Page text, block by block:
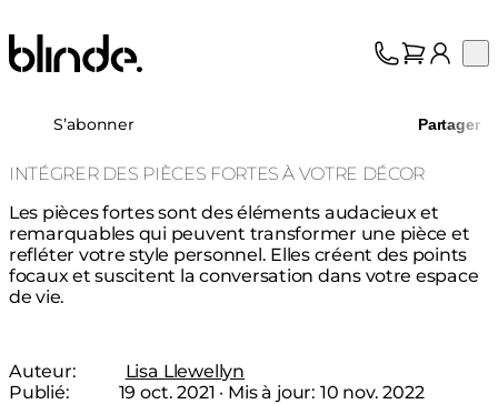
Blinde Design
À propos
Assistance
Professionnels
S’abonner Partager
INTÉGRER DES PIÈCES FORTES À VOTRE DÉCOR
Les pièces fortes sont des éléments audacieux et
remarquables qui peuvent transformer une pièce et
refléter votre style personnel. Elles créent des points
focaux et suscitent la conversation dans votre espace
de vie.
Auteur:
Lisa Llewellyn
Publié:
19 oct. 2021 · Mis à jour: 10 nov. 2022